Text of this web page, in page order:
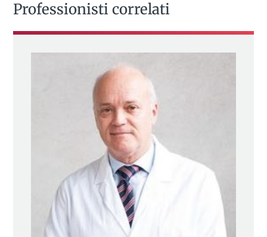
Professionisti correlati